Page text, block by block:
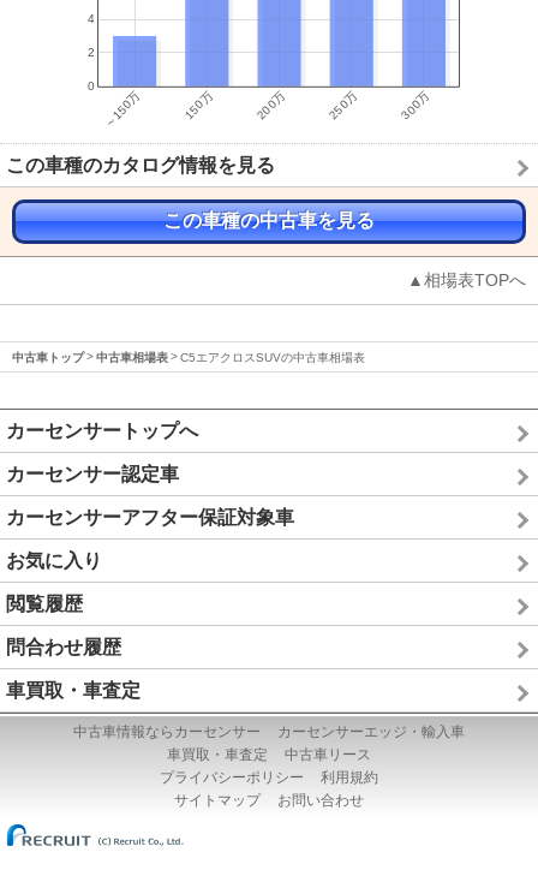
この車種のカタログ情報を見る
この車種の中古車を見る
▲相場表TOPへ
中古車トップ 中古車相場表 C5エアクロスSUVの中古車相場表
カーセンサートップへ
カーセンサー認定車
カーセンサーアフター保証対象車
お気に入り
閲覧履歴
問合わせ履歴
車買取・車査定
中古車情報ならカーセンサー
カーセンサーエッジ・輸入車
車買取・車査定
中古車リース
プライバシーポリシー
利用規約
サイトマップ
お問い合わせ